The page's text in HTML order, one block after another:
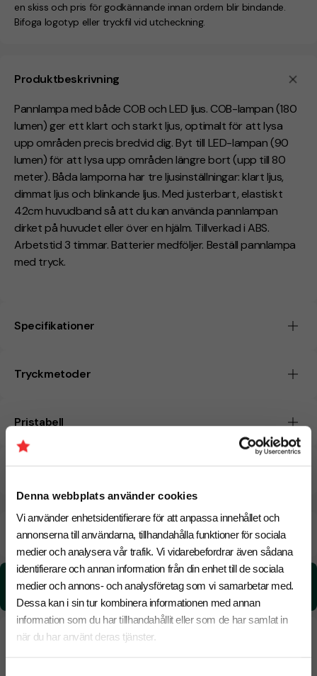
Denna webbplats använder cookies
Vi använder enhetsidentifierare för att anpassa innehållet och
annonserna till användarna, tillhandahålla funktioner för sociala
medier och analysera vår trafik. Vi vidarebefordrar även sådana
identifierare och annan information från din enhet till de sociala
medier och annons- och analysföretag som vi samarbetar med.
Dessa kan i sin tur kombinera informationen med annan
information som du har tillhandahållit eller som de har samlat in
när du har använt deras tjänster.
Produktbeskrivning
Pannlampa med både COB och LED ljus. COB-lampan (180
lumen) ger ett klart och starkt ljus, optimalt för att lysa
upp områden precis bredvid dig. Byt till LED-lampan (90
lumen) för att lysa upp områden längre bort (upp till 80
meter). Båda lamporna har tre ljusinställningar: klart ljus,
dimmat ljus och blinkande ljus. Med justerbart, elastiskt
42cm huvudband så att du kan använda pannlampan
dirket på huvudet eller över en hjälm. Tillverkad i ABS.
Arbetstid 3 timmar. Batterier medföljer. Beställ pannlampa
med tryck.
Specifikationer
Tryckmetoder
Pristabell
CO₂e -avtryck
en skiss och pris för godkännande innan ordern blir bindande.
Bifoga logotyp eller tryckfil vid utcheckning.
20 Augusti Beräknad leveranstid: 8 arbetsdagar
Snabbare leverans? Kontakta oss.
CO₂e -avtryck:
0.83 kg CO₂e / per styck